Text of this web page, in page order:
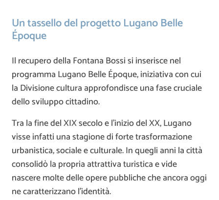
Un tassello del progetto Lugano Belle
Époque
Il recupero della Fontana Bossi si inserisce nel
programma Lugano Belle Époque, iniziativa con cui
la Divisione cultura approfondisce una fase cruciale
dello sviluppo cittadino.
Tra la fine del XIX secolo e l’inizio del XX, Lugano
visse infatti una stagione di forte trasformazione
urbanistica, sociale e culturale. In quegli anni la città
consolidò la propria attrattiva turistica e vide
nascere molte delle opere pubbliche che ancora oggi
ne caratterizzano l’identità.